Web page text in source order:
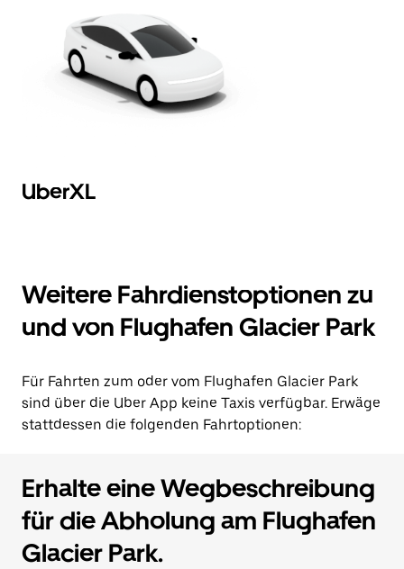
UberXL
Weitere Fahrdienstoptionen zu
und von Flughafen Glacier Park
Für Fahrten zum oder vom Flughafen Glacier Park
sind über die Uber App keine Taxis verfügbar. Erwäge
stattdessen die folgenden Fahrtoptionen:
Erhalte eine Wegbeschreibung
für die Abholung am Flughafen
Glacier Park.